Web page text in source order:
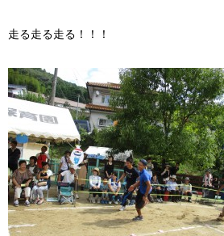
走る走る走る！！！